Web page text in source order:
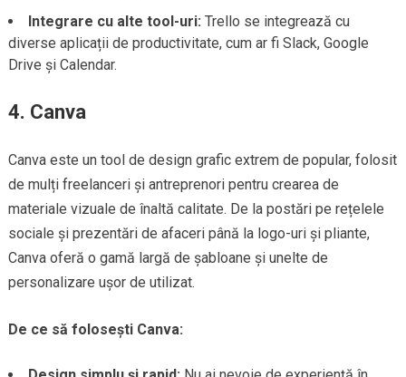
Integrare cu alte tool-uri: Trello se integrează cu
diverse aplicații de productivitate, cum ar fi Slack, Google
Drive și Calendar.
4. Canva
Canva este un tool de design grafic extrem de popular, folosit
de mulți freelanceri și antreprenori pentru crearea de
materiale vizuale de înaltă calitate. De la postări pe rețelele
sociale și prezentări de afaceri până la logo-uri și pliante,
Canva oferă o gamă largă de șabloane și unelte de
personalizare ușor de utilizat.
De ce să folosești Canva: